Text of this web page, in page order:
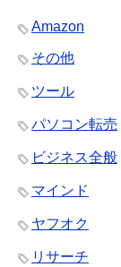
Amazon
その他
ツール
パソコン転売
ビジネス全般
マインド
ヤフオク
リサーチ